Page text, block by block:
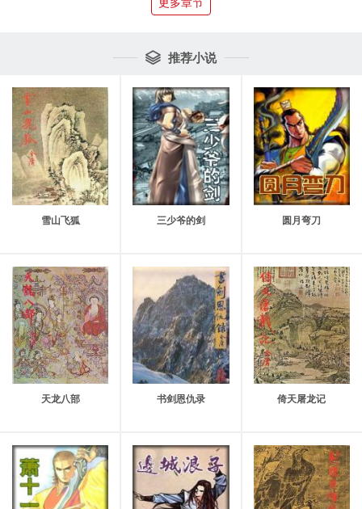
第15章 奇谋破敌将军苦，儿戏降魔玉女嗔
第16章 我见犹怜二老意，谁能遣此双姝情
第17章 为民除害方称侠，抗暴蒙污不愧贞
第18章 驱驴有术居奇货，除恶无方从佳人
第19章 心伤殿隅星初落，魂断城头日已昏
第20章 忍见红颜堕火窟，空余碧血葬香魂
 推荐小说
雪山飞狐 三少爷的剑 圆月弯刀
天龙八部 书剑恩仇录 倚天屠龙记